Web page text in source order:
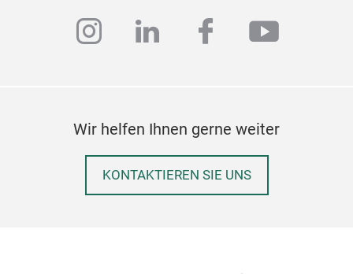
instagram
linkedinfacebook
Wir helfen Ihnen gerne weiter
KONTAKTIEREN SIE UNS